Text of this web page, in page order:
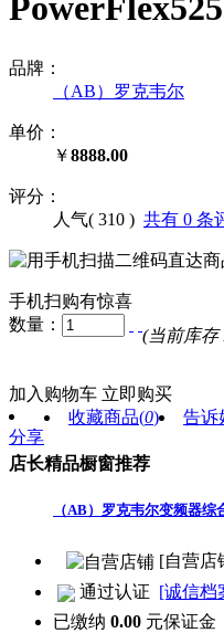
品牌：
（AB）罗克韦尔
单价：
￥8888.00
评分：
人气( 310 ) 共有 0 条
手机扫购有惊喜
数量：
(当前库存
加入购物车 立即购买
分享
收藏商品(0) 告诉
店长精品橱窗推荐
（AB）罗克韦尔变频器综
[自营店
通过认证 [诚信档
已缴纳 0.00 元保证金